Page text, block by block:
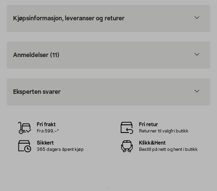
Kjøpsinformasjon, leveranser og returer
Anmeldelser (11)
Eksperten svarer
Fri frakt
Fra 599,–*
Fri retur
Returner til valgfri butikk
Sikkert
365 dagers åpent kjøp
Klikk&Hent
Bestill på nett og hent i butikk